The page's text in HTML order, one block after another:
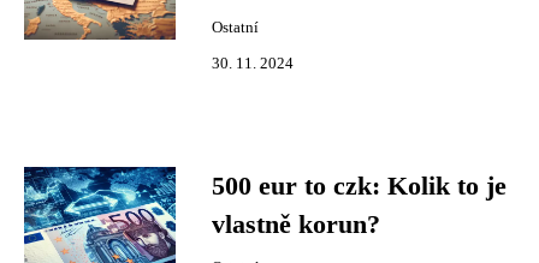
Ostatní
30. 11. 2024
500 eur to czk: Kolik to je
vlastně korun?